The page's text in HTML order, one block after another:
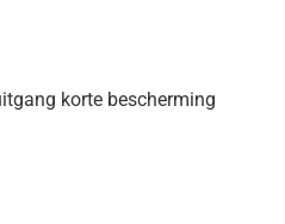
korte bescherming